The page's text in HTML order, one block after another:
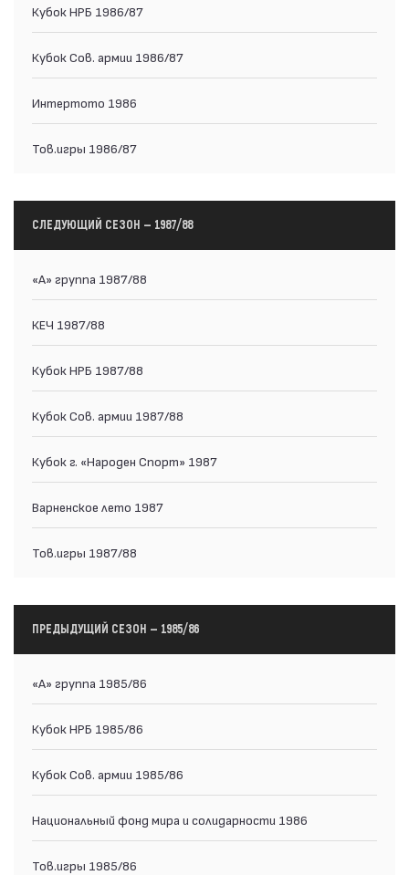
Кубок НРБ 1986/87
Кубок Сов. армии 1986/87
Интертото 1986
Тов.игры 1986/87
СЛЕДУЮЩИЙ СЕЗОН — 1987/88
«А» группа 1987/88
КЕЧ 1987/88
Кубок НРБ 1987/88
Кубок Сов. армии 1987/88
Кубок г. «Народен Спорт» 1987
Варненское лето 1987
Тов.игры 1987/88
ПРЕДЫДУЩИЙ СЕЗОН — 1985/86
«А» группа 1985/86
Кубок НРБ 1985/86
Кубок Сов. армии 1985/86
Национальный фонд мира и солидарности 1986
Тов.игры 1985/86